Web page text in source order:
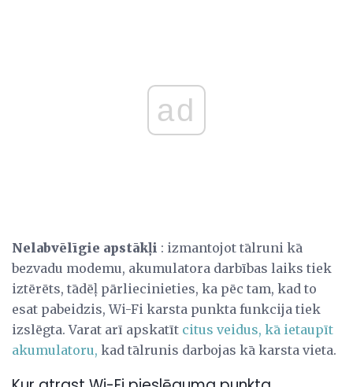
ad
Nelabvēlīgie apstākļi : izmantojot tālruni kā
bezvadu modemu, akumulatora darbības laiks tiek
iztērēts, tādēļ pārliecinieties, ka pēc tam, kad to
esat pabeidzis, Wi-Fi karsta punkta funkcija tiek
izslēgta. Varat arī apskatīt citus veidus, kā ietaupīt
akumulatoru, kad tālrunis darbojas kā karsta vieta.